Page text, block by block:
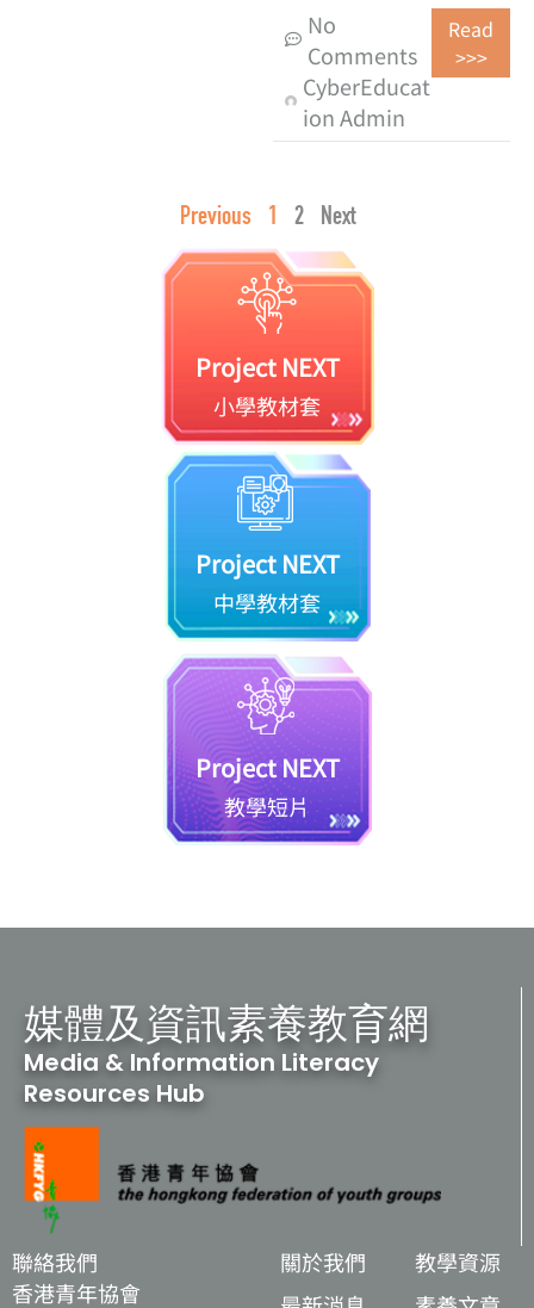
Read
>>>
No
Comments
CyberEducat
ion Admin
Previous 1 2 Next
Project NEXT
小學教材套
Project NEXT
中學教材套
Project NEXT
教學短片
媒體及資訊素養教育網
Media & Information Literacy
Resources Hub
聯絡我們
香港青年協會
關於我們
教學資源